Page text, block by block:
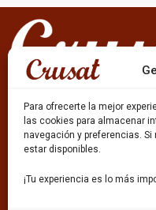
Para ofrecerte la mejor
las cookies para almacenar
navegación y preferencias.
estar disponibles.
¡Tu experiencia es lo más